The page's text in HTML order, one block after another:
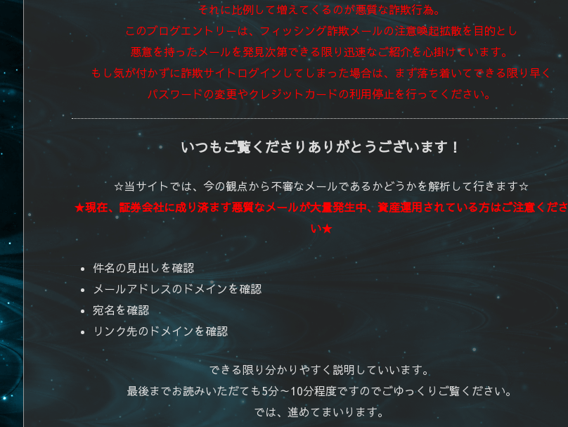
それに比例して増えてくるのが悪質な詐欺行為。
このブログエントリーは、フィッシング詐欺メールの注意喚起拡散を目的とし
悪意を持ったメールを発見次第できる限り迅速なご紹介を心掛けています。
もし気が付かずに詐欺サイトログインしてしまった場合は、まず落ち着いてできる限り早く
パスワードの変更やクレジットカードの利用停止を行ってください。
いつもご覧くださりありがとうございます！
☆当サイトでは、今の観点から不審なメールであるかどうかを解析して行きます☆
★現在、証券会社に成り済ます悪質なメールが大量発生中、資産運用されている方はご注意くださ
い★
件名の見出しを確認
メールアドレスのドメインを確認
宛名を確認
リンク先のドメインを確認
できる限り分かりやすく説明していいます。
最後までお読みいただても5分～10分程度ですのでごゆっくりご覧ください。
では、進めてまいります。